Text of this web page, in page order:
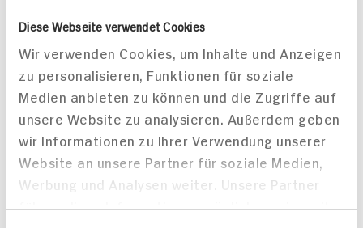
Diese Webseite verwendet Cookies
Wir verwenden Cookies, um Inhalte und Anzeigen
zu personalisieren, Funktionen für soziale
Medien anbieten zu können und die Zugriffe auf
unsere Website zu analysieren. Außerdem geben
wir Informationen zu Ihrer Verwendung unserer
Website an unsere Partner für soziale Medien,
Werbung und Analysen weiter. Unsere Partner
führen diese Informationen möglicherweise mit
Parmigiano Reggiano
24 Monate gereift
150g Packung
5. 49
300g Packung
DAUER
0.99